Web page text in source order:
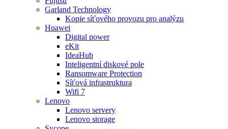
Garland Technology
Kopie síťového provozu pro analýzu
Huawei
Digital power
eKit
IdeaHub
Inteligentní diskové pole
Ransomware Protection
Síťová infrastruktura
Wifi 7
Lenovo
Lenovo servery
Lenovo storage